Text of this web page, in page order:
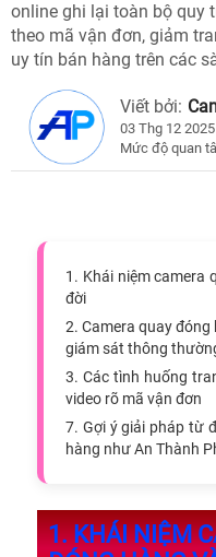
online ghi lại toàn bộ quy
theo mã vận đơn, giảm
uy tín bán hàng trên các
Viết bởi:
03 Thg 12 2025
Mức độ quan
1. Khái niệm camera
đời
2. Camera quay đóng
giám sát thông
3. Các tình huống
video rõ mã vận đơn
7. Gợi ý giải pháp từ
hàng như An Thành
1. KHÁI NIỆM